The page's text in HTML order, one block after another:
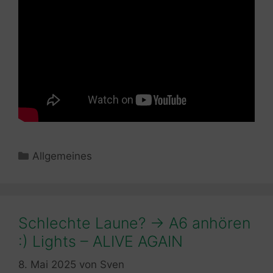
Kategorien
Allgemeines
Schlechte Laune? -> A6 anhören
:) Lights – ALIVE AGAIN
8. Mai 2025 von Sven